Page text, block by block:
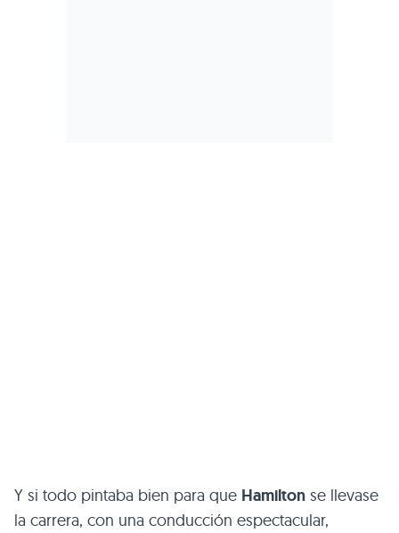
Y si todo pintaba bien para que Hamilton se llevase
la carrera, con una conducción espectacular,